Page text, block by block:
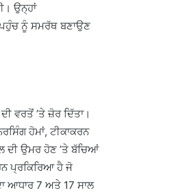
ਉਨ੍ਹਾਂ
ਨੂੰ ਸਮਰੱਥ ਬਣਾਉਣ
ਵਰਤੋਂ ’ਤੇ ਜ਼ੋਰ ਦਿੱਤਾ।
ਹੋਮਾਂ, ਟੀਕਾਕਰਨ
ਦੀ ਉਮਰ ਹੋਣ ’ਤੇ ਬੱਚਿਆਂ
ਪ੍ਰਕਿਰਿਆ ਹੈ ਜੋ
ਆਧਾਰ 7 ਅਤੇ 17 ਸਾਲ